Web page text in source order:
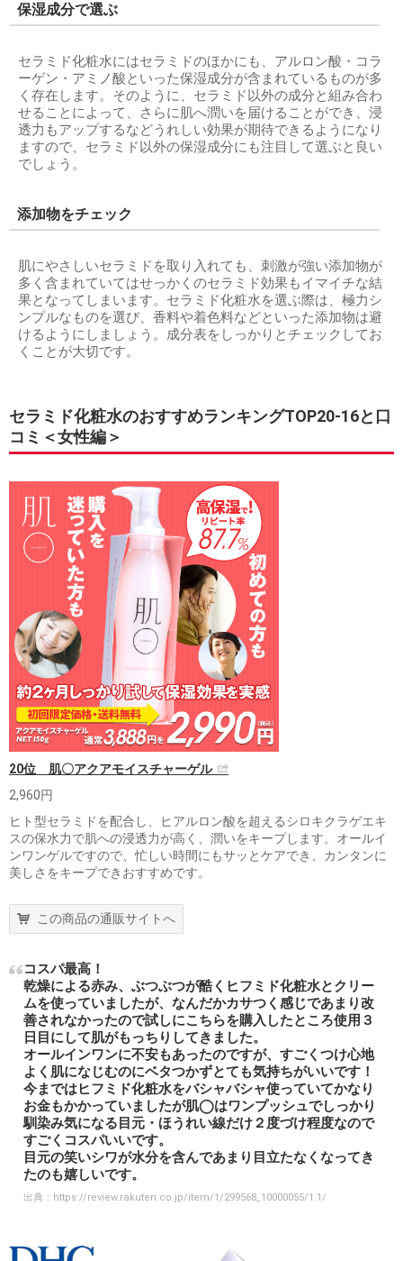
保湿成分で選ぶ
セラミド化粧水にはセラミドのほかにも、アルロン酸・コラ
ーゲン・アミノ酸といった保湿成分が含まれているものが多
く存在します。そのように、セラミド以外の成分と組み合わ
せることによって、さらに肌へ潤いを届けることができ、浸
透力もアップするなどうれしい効果が期待できるようになり
ますので、セラミド以外の保湿成分にも注目して選ぶと良い
でしょう。
添加物をチェック
肌にやさしいセラミドを取り入れても、刺激が強い添加物が
多く含まれていてはせっかくのセラミド効果もイマイチな結
果となってしまいます。セラミド化粧水を選ぶ際は、極力シ
ンプルなものを選び、香料や着色料などといった添加物は避
けるようにしましょう。成分表をしっかりとチェックしてお
くことが大切です。
セラミド化粧水のおすすめランキングTOP20-16と口
コミ＜女性編＞
20位 肌〇アクアモイスチャーゲル
2,960円
ヒト型セラミドを配合し、ヒアルロン酸を超えるシロキクラゲエキ
スの保水力で肌への浸透力が高く、潤いをキープします。オールイ
ンワンゲルですので、忙しい時間にもサッとケアでき、カンタンに
美しさをキープできおすすめです。
この商品の通販サイトへ
コスパ最高！
乾燥による赤み、ぶつぶつが酷くヒフミド化粧水とクリー
ムを使っていましたが、なんだかカサつく感じであまり改
善されなかったので試しにこちらを購入したところ使用３
日目にして肌がもっちりしてきました。
オールインワンに不安もあったのですが、すごくつけ心地
よく肌になじむのにベタつかずとても気持ちがいいです！
今まではヒフミド化粧水をバシャバシャ使っていてかなり
お金もかかっていましたが肌◯はワンプッシュでしっかり
馴染み気になる目元・ほうれい線だけ２度づけ程度なので
すごくコスパいいです。
目元の笑いシワが水分を含んであまり目立たなくなってき
たのも嬉しいです。
出典： https://review.rakuten.co.jp/item/1/299568_10000055/1.1/